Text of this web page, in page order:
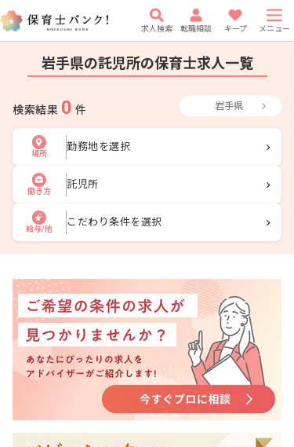
求人検索 転職相談 キープ メニュー
岩手県の託児所の保育士求人一覧
検索結果 0 件 岩手県
場所
勤務地を選択
働き方
託児所
給与/他
こだわり条件を選択